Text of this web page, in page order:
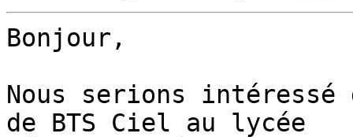
Bonjour,
Nous serions
de BTS Ciel au lycée